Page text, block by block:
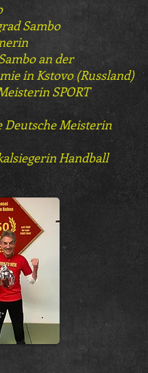
Sambo
an der
in Kstovo (Russland)
SPORT
Deutsche Meisterin
Handball